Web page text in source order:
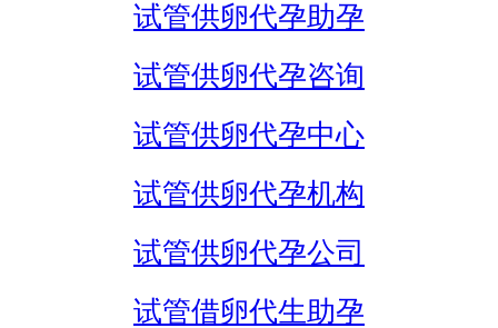
试管供卵代孕助孕
试管供卵代孕咨询
试管供卵代孕中心
试管供卵代孕机构
试管供卵代孕公司
试管借卵代生助孕